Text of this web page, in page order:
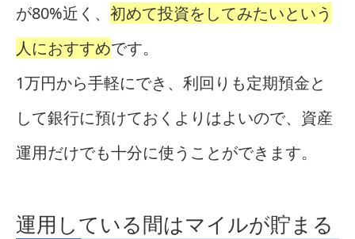
が80%近く、 初めて投資をしてみたいという
人におすすめです。
1万円から手軽にでき、利回りも定期預金と
して銀行に預けておくよりはよいので、資産
運用だけでも十分に使うことができます。
運用している間はマイルが貯まる